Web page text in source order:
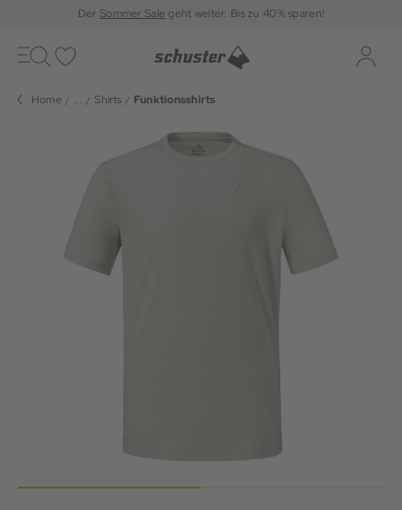
DerSommer Sale geht weiter: Bis zu 40% sparen!
Toggle
navigation
Home ... Shirts Funktionsshirts